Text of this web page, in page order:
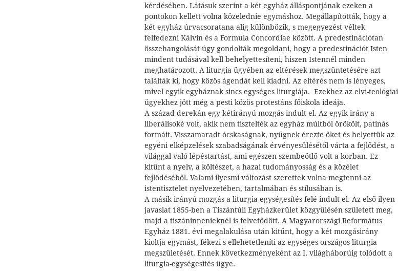
kérdésében. Látásuk szerint a két egyház álláspontjának ezeken a
pontokon kellett volna közelednie egymáshoz. Megállapították, hogy a
két egyház úrvacsoratana alig különbözik, s megegyezést véltek
felfedezni Kálvin és a Formula Concordiae között. A predestinációtan
összehangolását úgy gondolták megoldani, hogy a predestinációt Isten
mindent tudásával kell behelyettesíteni, hiszen Istennél minden
meghatározott. A liturgia ügyében az eltérések megszüntetésére azt
találták ki, hogy közös ágendát kell kiadni. Az eltérés nem is lényeges,
mivel egyik egyháznak sincs egységes liturgiája. Ezekhez az elvi-teológiai
ügyekhez jött még a pesti közös protestáns főiskola ideája.
A század derekán egy kétirányú mozgás indult el. Az egyik irány a
liberálisoké volt, akik nem tisztelték az egyház múltból örökölt, patinás
formáit. Visszamaradt ócskaságnak, nyűgnek érezte őket és helyettük az
egyéni elképzelések szabadságának érvényesülésétől várta a fejlődést, a
világgal való lépéstartást, ami egészen szembeötlő volt a korban. Ez
kitűnt a nyelv, a költészet, a hazai tudományosság és a közélet
fejlődéséből. Valami ilyesmi változást szerettek volna megtenni az
istentisztelet nyelvezetében, tartalmában és stílusában is.
A másik irányú mozgás a liturgia-egységesítés felé indult el. Az első ilyen
javaslat 1855-ben a Tiszántúli Egyházkerület közgyűlésén született meg,
majd a tiszáninnenieknél is felvetődött. A Magyarországi Református
Egyház 1881. évi megalakulása után kitűnt, hogy a két mozgásirány
kioltja egymást, fékezi s ellehetetleníti az egységes országos liturgia
megszületését. Ennek következményeként az I. világháborúig tolódott a
liturgia-egységesítés ügye.